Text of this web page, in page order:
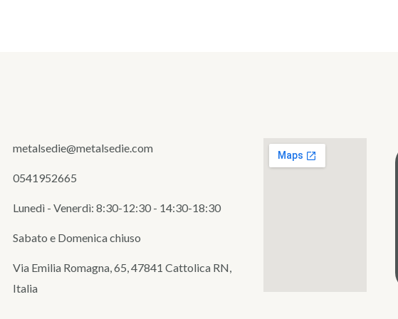
metalsedie@metalsedie.com
0541952665
Lunedì - Venerdì: 8:30-12:30 - 14:30-18:30
Sabato e Domenica chiuso
Via Emilia Romagna, 65, 47841 Cattolica RN,
Italia